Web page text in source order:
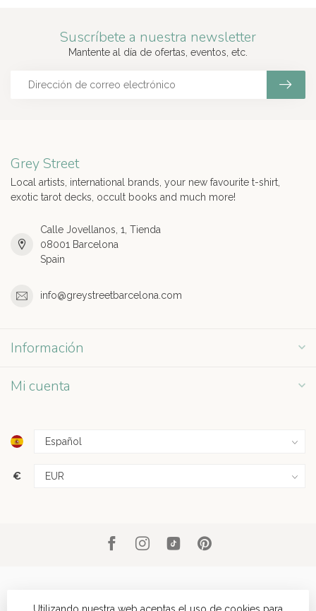
Suscríbete a nuestra newsletter
Mantente al día de ofertas, eventos, etc.
Grey Street
Local artists, international brands, your new favourite t-shirt,
exotic tarot decks, occult books and much more!
Calle Jovellanos, 1, Tienda
08001 Barcelona
Spain
info@greystreetbarcelona.com
Información
Mi cuenta
€